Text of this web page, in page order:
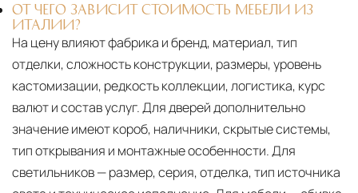
ОТ ЧЕГО ЗАВИСИТ СТОИМОСТЬ МЕБЕЛИ ИЗ
ИТАЛИИ?
На цену влияют фабрика и бренд, материал, тип
отделки, сложность конструкции, размеры, уровень
кастомизации, редкость коллекции, логистика, курс
валют и состав услуг. Для дверей дополнительно
значение имеют короб, наличники, скрытые системы,
тип открывания и монтажные особенности. Для
светильников — размер, серия, отделка, тип источника